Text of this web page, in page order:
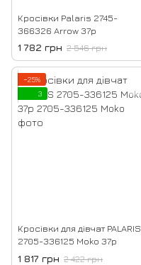
Кросівки Palaris 2745-
366326 Arrow 37р
1 782 грн 2 546 грн
−25%
3
Кросівки для дівчат PALARIS
2705-336125 Moko 37р
1 817 грн 2 422 грн